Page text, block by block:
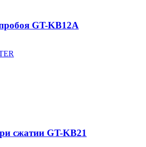
GT-KB12A
сжатии GT-KB21